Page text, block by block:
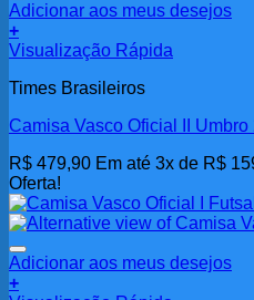
Adicionar aos meus desejos
+
Visualização Rápida
Times Brasileiros
Camisa Vasco Oficial II
R$ 479,90 Em até 3x de R$
Oferta!
Adicionar aos meus desejos
+